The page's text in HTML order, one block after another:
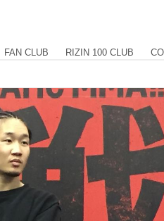
FAN CLUB RIZIN 100 CLUB